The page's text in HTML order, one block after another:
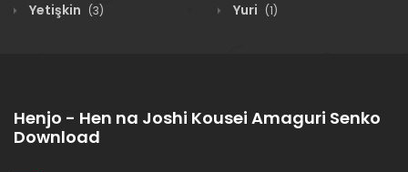
Yetişkin (3) Yuri (1)
Henjo - Hen na Joshi Kousei Amaguri Senko
Download